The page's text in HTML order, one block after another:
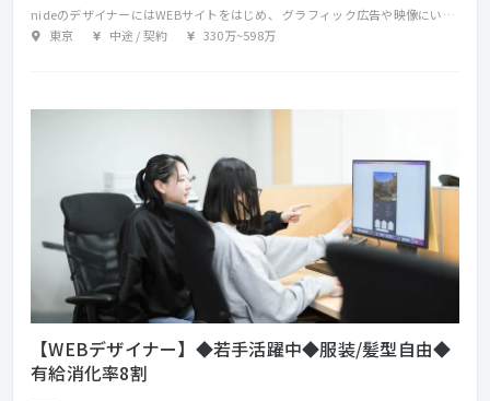
nideのデザイナーにはWEBサイトをはじめ、 グラフィック広告や映像にいたるまで、ジャンルレスにデザインを手がけていただきます。 クライアントが望むものをただつくるだけでなく、私たちを含めた生活者のインサイトを見極めて、 多角的な視野で複数の解決策を提案することが私たちのモットー。 アウトプットを限定しない依頼や、相談段階からの依頼を受けることもあります。 特に近年では、企業や製品、サービスがもつべきブランドの中核概念の策定からビジュアルデザインまでを総合的に支援するプロジェクトも増えています。
東京
中途 / 契約 330万~598万
【WEBデザイナー】◆若手活躍中◆服装/髪型自由◆
有給消化率8割